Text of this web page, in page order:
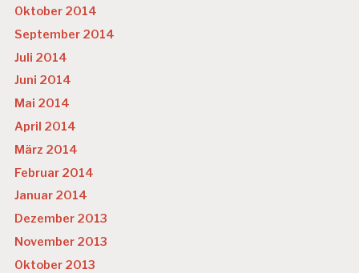
Oktober 2014
September 2014
Juli 2014
Juni 2014
Mai 2014
April 2014
März 2014
Februar 2014
Januar 2014
Dezember 2013
November 2013
Oktober 2013